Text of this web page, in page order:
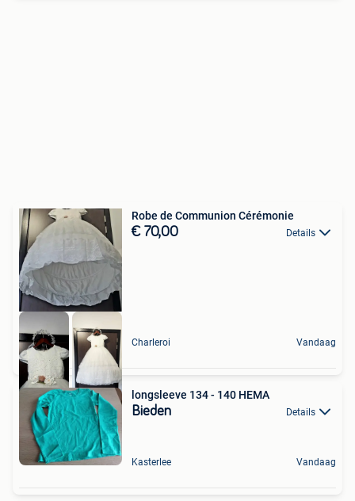
Robe de Communion Cérémonie
€ 70,00 Details
Charleroi Vandaag
longsleeve 134 - 140 HEMA
Bieden Details
Kasterlee Vandaag